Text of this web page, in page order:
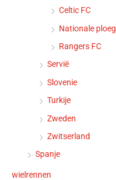
Celtic FC
Nationale ploeg
Rangers FC
Servië
Slovenie
Turkije
Zweden
Zwitserland
Spanje
wielrennen